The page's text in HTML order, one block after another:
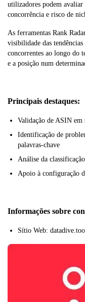
utilizadores podem
concorrência e risco de
As ferramentas Rank
visibilidade das tendências
concorrentes ao longo do
e a posição num
Principais destaques:
Validação de ASIN em
Identificação de
palavras-chave
Análise da
Apoio à configuração
Informações sobre
Sítio Web: